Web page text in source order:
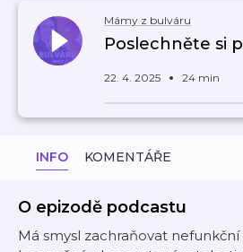
Mámy z bulváru
Poslechněte si
22. 4. 2025 24 min
INFO KOMENTÁŘE
O epizodě podcastu
Má smysl zachraňovat